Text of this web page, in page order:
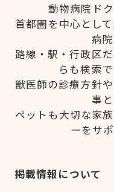
動物病院ド
首都圏を中心とし
病
路線・駅・行政区
らも検索
獣医師の診療方針
事
ペットも大切な家
ーをサ
掲載情報について